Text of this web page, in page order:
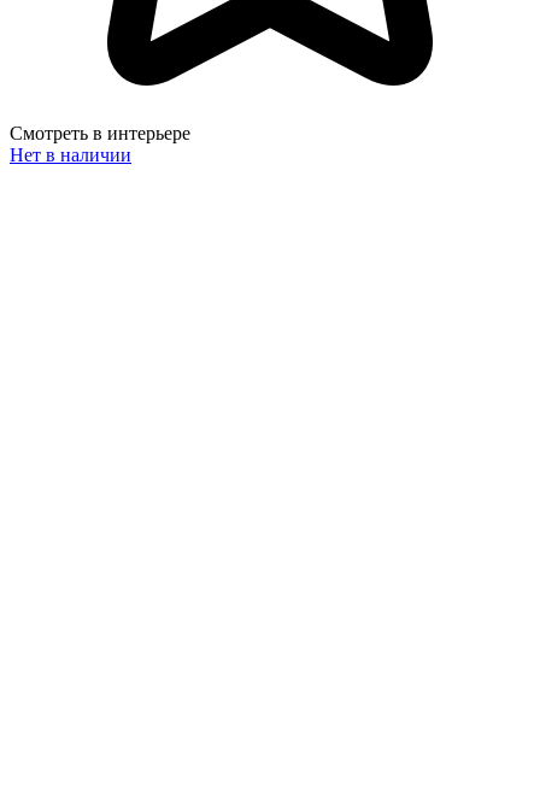
Смотреть в интерьере
Нет в наличии